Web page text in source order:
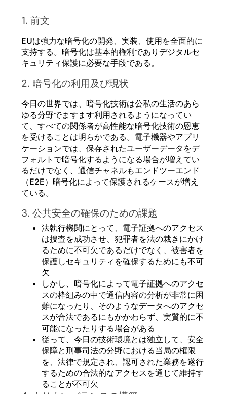
1. 前文
EUは強力な暗号化の開発、実装、使用を全面的に
支持する。暗号化は基本的権利でありデジタルセ
キュリティ保護に必要な手段である。
2. 暗号化の利用及び現状
今日の世界では、暗号化技術は公私の生活のあら
ゆる分野でますます利用されるようになってい
て、すべての関係者が高性能な暗号化技術の恩恵
を受けることは明らかである。電子機器やアプリ
ケーションでは、保存されたユーザーデータをデ
フォルトで暗号化するようになる場合が増えてい
るだけでなく、通信チャネルもエンドツーエンド
（E2E）暗号化によって保護されるケースが増え
ている。
3. 公共安全の確保のための課題
法執行機関にとって、電子証拠へのアクセス
は捜査を成功させ、犯罪者を法の裁きにかけ
るために不可欠であるだけでなく、被害者を
保護しセキュリティを確保するためにも不可
欠
しかし、暗号化によって電子証拠へのアクセ
スの枠組みの中で通信内容の分析が非常に困
難になったり、そのようなデータへのアクセ
スが合法であるにもかかわらず、実質的に不
可能になったりする場合がある
従って、今日の技術環境とは独立して、安全
保障と刑事司法の分野における当局の権限
を、法律で規定され、認可された業務を遂行
するための合法的なアクセスを通じて維持す
ることが不可欠